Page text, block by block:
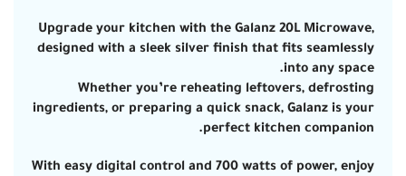
Upgrade your kitchen with the Galanz 20L Microwave,
designed with a sleek silver finish that fits seamlessly
into any space.
Whether you’re reheating leftovers, defrosting
ingredients, or preparing a quick snack, Galanz is your
perfect kitchen companion.
With easy digital control and 700 watts of power, enjoy